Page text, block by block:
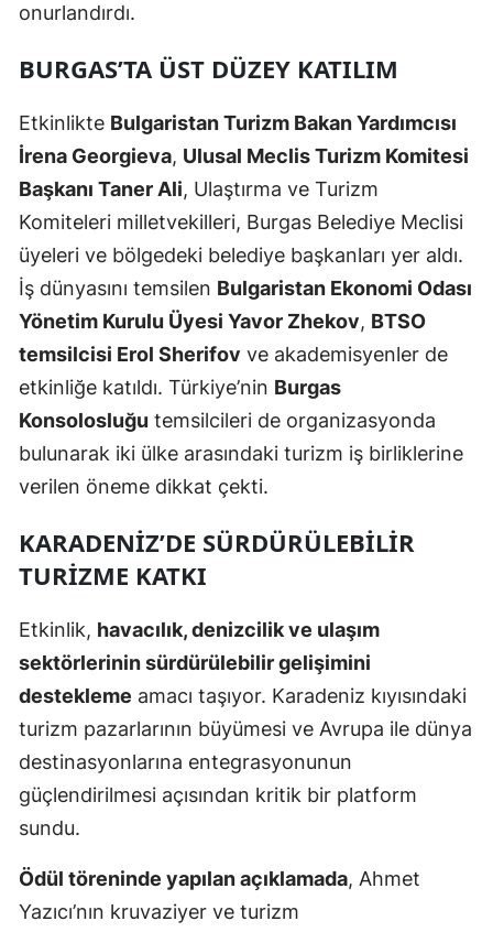
onurlandırdı.
BURGAS’TA ÜST DÜZEY KATILIM
Etkinlikte Bulgaristan Turizm Bakan Yardımcısı
İrena Georgieva, Ulusal Meclis Turizm Komitesi
Başkanı Taner Ali, Ulaştırma ve Turizm
Komiteleri milletvekilleri, Burgas Belediye Meclisi
üyeleri ve bölgedeki belediye başkanları yer aldı.
İş dünyasını temsilen Bulgaristan Ekonomi Odası
Yönetim Kurulu Üyesi Yavor Zhekov, BTSO
temsilcisi Erol Sherifov ve akademisyenler de
etkinliğe katıldı. Türkiye’nin Burgas
Konsolosluğu temsilcileri de organizasyonda
bulunarak iki ülke arasındaki turizm iş birliklerine
verilen öneme dikkat çekti.
KARADENIZ’DE SÜRDÜRÜLEBILIR
TURIZME KATKI
Etkinlik, havacılık, denizcilik ve ulaşım
sektörlerinin sürdürülebilir gelişimini
destekleme amacı taşıyor. Karadeniz kıyısındaki
turizm pazarlarının büyümesi ve Avrupa ile dünya
destinasyonlarına entegrasyonunun
güçlendirilmesi açısından kritik bir platform
sundu.
Ödül töreninde yapılan açıklamada, Ahmet
Yazıcı’nın kruvaziyer ve turizm